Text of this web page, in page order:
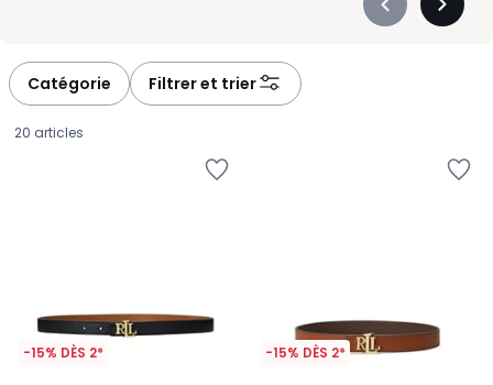
Précédent
Catégorie Filtrer et trier
20 articles
-15% DÈS 2* -15% DÈS 2*